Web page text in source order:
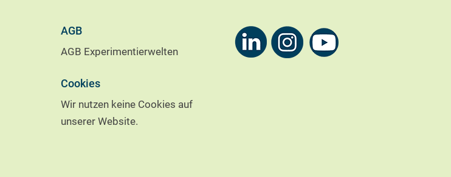
AGB
AGB Experimentierwelten
Cookies
Wir nutzen keine Cookies auf
unserer Website.